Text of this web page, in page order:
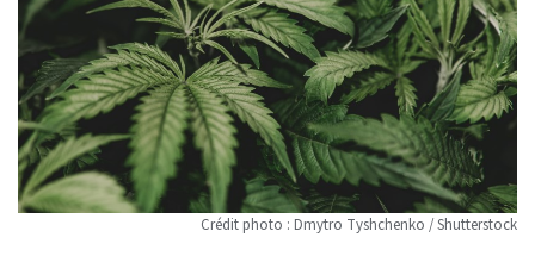
Crédit photo : Dmytro Tyshchenko / Shutterstock